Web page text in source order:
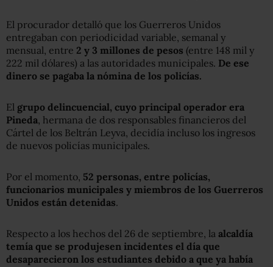
El procurador detalló que los Guerreros Unidos
entregaban con periodicidad variable, semanal y
mensual, entre 2 y 3 millones de pesos (entre 148 mil y
222 mil dólares) a las autoridades municipales. De ese
dinero se pagaba la nómina de los policías.
El grupo delincuencial, cuyo principal operador era
Pineda , hermana de dos responsables financieros del
Cártel de los Beltrán Leyva, decidía incluso los ingresos
de nuevos policías municipales.
Por el momento, 52 personas, entre policías,
funcionarios municipales y miembros de los Guerreros
Unidos están detenidas.
Respecto a los hechos del 26 de septiembre, la alcaldía
temía que se produjesen incidentes el día que
desaparecieron los estudiantes debido a que ya había